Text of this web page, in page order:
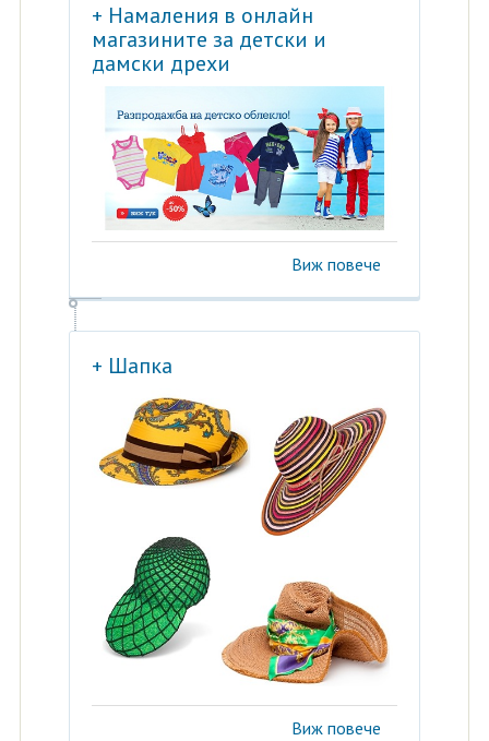
+ Намаления в онлайн
магазините за детски и
дамски дрехи
Виж повече
+ Шапка
Виж повече